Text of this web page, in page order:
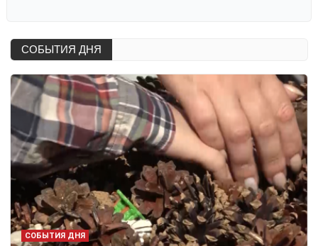
СОБЫТИЯ ДНЯ
СОБЫТИЯ ДНЯ